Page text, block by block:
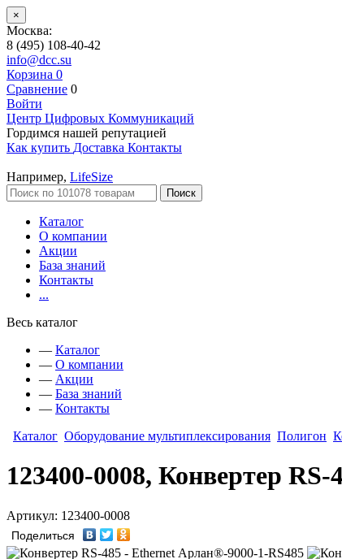
×
Москва:
8 (495) 108-40-42
info@dcc.su
Корзина 0
Сравнение 0
Войти
Центр Цифровых Коммуникаций
Гордимся нашей репутацией
Как купить Доставка Контакты
Например, LifeSize
Поиск
Каталог
О компании
Акции
База знаний
Контакты
...
Весь каталог
— Каталог
— О компании
— Акции
— База знаний
— Контакты
Каталог Оборудование мультиплексирования Полигон
123400-0008, Конвертер
Артикул: 123400-0008
Поделиться